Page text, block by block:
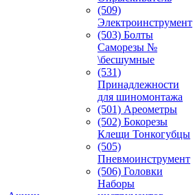
(509)
Электроинструмент
(503) Болты
Саморезы №
\бесшумные
(531)
Принадлежности
для шиномонтажа
(501) Ареометры
(502) Бокорезы
Клещи Тонкогубцы
(505)
Пневмоинструмент
(506) Головки
Наборы